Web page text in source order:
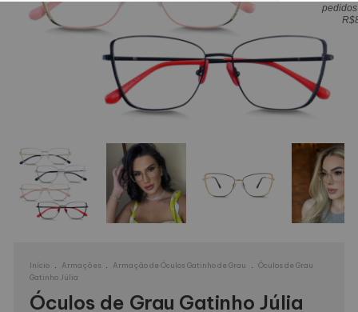
Início Armações Armação de Óculos Gatinho de Grau
Óculos de Grau
Gatinho Júlia
Óculos de Grau Gatinho Júlia